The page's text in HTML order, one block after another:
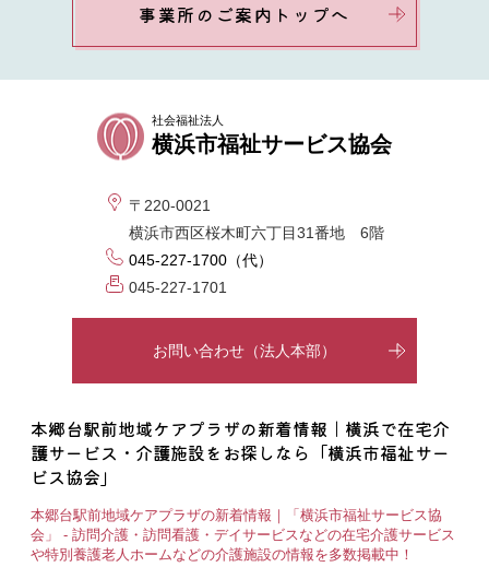
事業所のご案内トップへ
社会福祉法人
横浜市福祉サービス協会
〒220-0021
横浜市西区桜木町六丁目31番地 6階
045-227-1700（代）
045-227-1701
お問い合わせ（法人本部）
本郷台駅前地域ケアプラザの新着情報｜横浜で在宅介
護サービス・介護施設をお探しなら「横浜市福祉サー
ビス協会」
本郷台駅前地域ケアプラザの新着情報｜「横浜市福祉サービス協
会」 - 訪問介護・訪問看護・デイサービスなどの在宅介護サービス
や特別養護老人ホームなどの介護施設の情報を多数掲載中！